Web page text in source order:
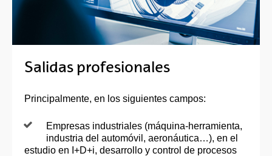
Salidas profesionales
Principalmente, en los siguientes campos:
Empresas industriales (máquina-herramienta,
industria del automóvil, aeronáutica…), en el
estudio en I+D+i, desarrollo y control de procesos